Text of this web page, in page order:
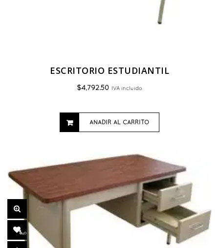
ESCRITORIO ESTUDIANTIL
$4,792.50 IVA incluido
AÑADIR AL CARRITO